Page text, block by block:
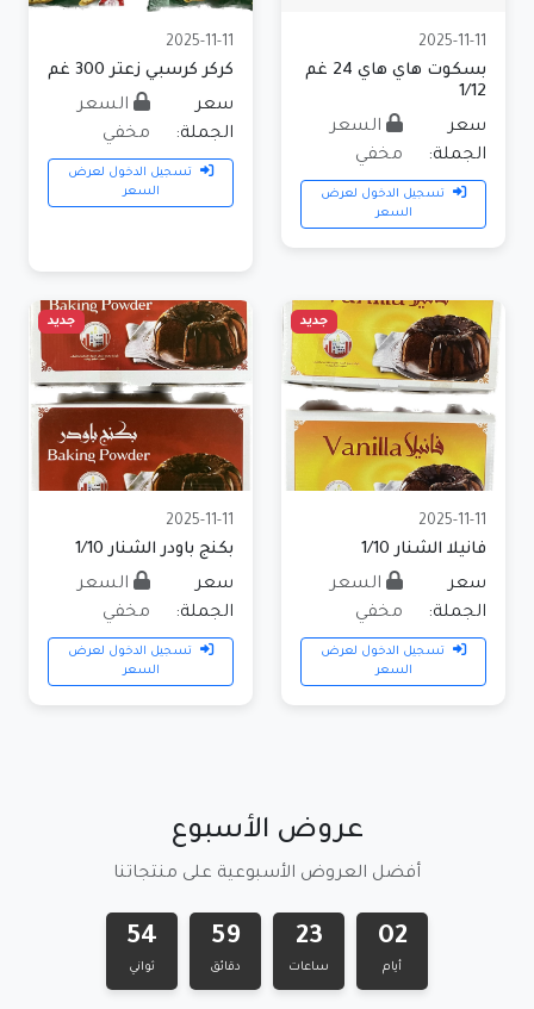
2025-11-11
بسكوت هاي هاي 24 غم
1/12
سعر
الجملة:
السعر
مخفي
تسجيل الدخول لعرض
السعر
2025-11-11
كركر كرسبي زعتر 300 غم
سعر
الجملة:
السعر
مخفي
تسجيل الدخول لعرض
السعر
جديد
2025-11-11
فانيلا الشنار 1/10
سعر
الجملة:
السعر
مخفي
تسجيل الدخول لعرض
السعر
جديد
2025-11-11
بكنج باودر الشنار 1/10
سعر
الجملة:
السعر
مخفي
تسجيل الدخول لعرض
السعر
عروض الأسبوع
أفضل العروض الأسبوعية على منتجاتنا
02
أيام
23
ساعات
59
دقائق
53
ثواني